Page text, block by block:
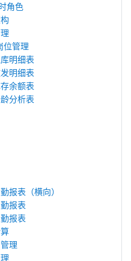
角色
位管理
明细表
明细表
余额表
分析表
报表（横向）
报表
报表
理